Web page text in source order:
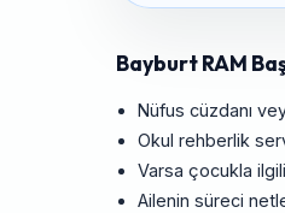
Bayburt RAM
Nüfus cüzdanı
Okul rehberlik
Varsa çocukla
Ailenin süreci